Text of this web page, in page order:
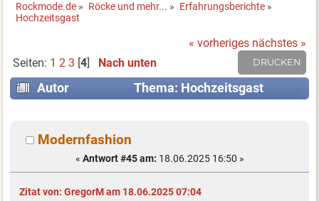
Rockmode.de » Röcke und mehr... » Erfahrungsberichte »
Hochzeitsgast
« vorheriges nächstes »
DRUCKEN
Seiten: 1 2 3 [4] Nach unten
Autor
Thema: Hochzeitsgast
Modernfashion
« Antwort #45 am: 18.06.2025 16:50 »
Zitat von: GregorM am 18.06.2025 07:04